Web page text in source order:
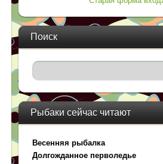
Поиск
Рыбаки сейчас читают
Весенняя рыбалка
Долгожданное перволедье